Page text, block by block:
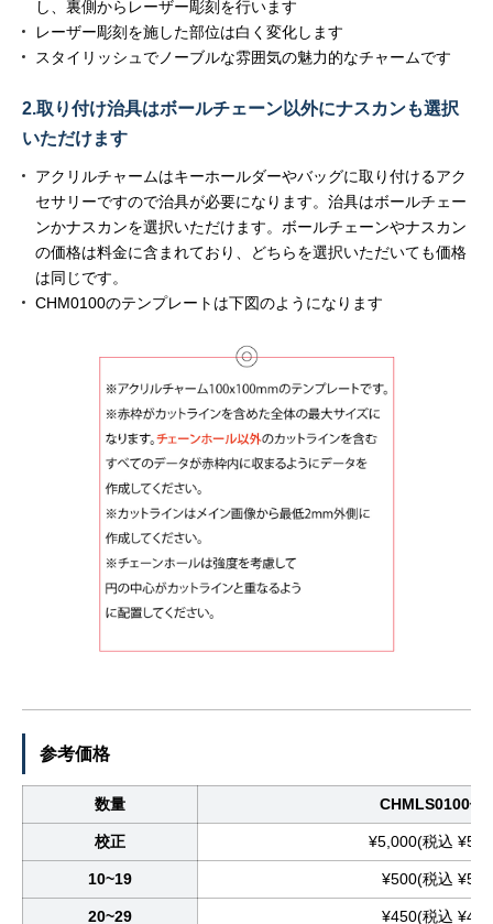
し、裏側からレーザー彫刻を行います
レーザー彫刻を施した部位は白く変化します
スタイリッシュでノーブルな雰囲気の魅力的なチャームです
2.取り付け治具はボールチェーン以外にナスカンも選択
いただけます
アクリルチャームはキーホールダーやバッグに取り付けるアク
セサリーですので治具が必要になります。治具はボールチェー
ンかナスカンを選択いただけます。ボールチェーンやナスカン
の価格は料金に含まれており、どちらを選択いただいても価格
は同じです。
CHM0100のテンプレートは下図のようになります
参考価格
数量 CHMLS0100価
校正 ¥5,000(税込
10~19 ¥500(税込
20~29 ¥450(税込